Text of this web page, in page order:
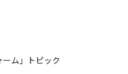
ム」トピック